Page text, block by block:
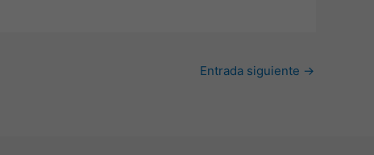
Entrada siguiente →